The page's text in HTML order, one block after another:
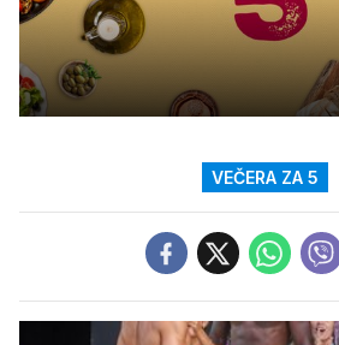
VEČERA ZA 5